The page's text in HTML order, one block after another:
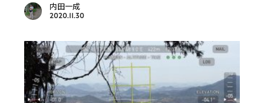
内田一成
2020.11.30